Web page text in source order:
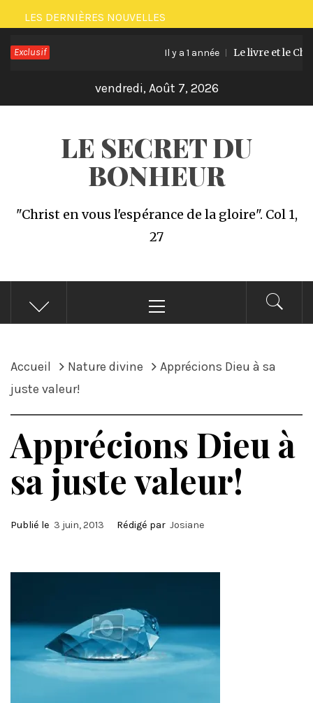
Passer
au
contenu
LES DERNIÈRES NOUVELLES
Exclusif Il y a 1 année Le livre et le
vendredi, Août 7, 2026
LE SECRET DU
BONHEUR
"Christ en vous l'espérance de la gloire". Col 1,
27
principal
Accueil Nature divine
Apprécions Dieu à sa
juste valeur!
Apprécions Dieu à
sa juste valeur!
Publié le 3 juin, 2013 Rédigé par Josiane